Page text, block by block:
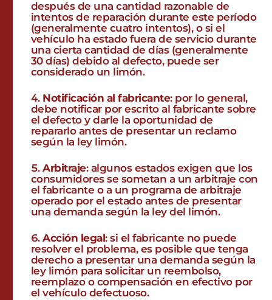
después de una cantidad razonable de
intentos de reparación durante este período
(generalmente cuatro intentos), o si el
vehículo ha estado fuera de servicio durante
una cierta cantidad de días (generalmente
30 días) debido al defecto, puede ser
considerado un limón.
Notificación al fabricante: por lo general,
debe notificar por escrito al fabricante sobre
el defecto y darle la oportunidad de
repararlo antes de presentar un reclamo
según la ley limón.
Arbitraje: algunos estados exigen que los
consumidores se sometan a un arbitraje con
el fabricante o a un programa de arbitraje
operado por el estado antes de presentar
una demanda según la ley del limón.
Acción legal: si el fabricante no puede
resolver el problema, es posible que tenga
derecho a presentar una demanda según la
ley limón para solicitar un reembolso,
reemplazo o compensación en efectivo por
el vehículo defectuoso.